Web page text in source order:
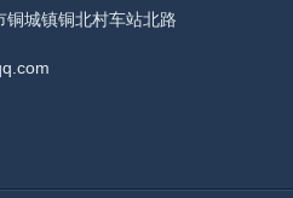
城镇铜北村车站北路